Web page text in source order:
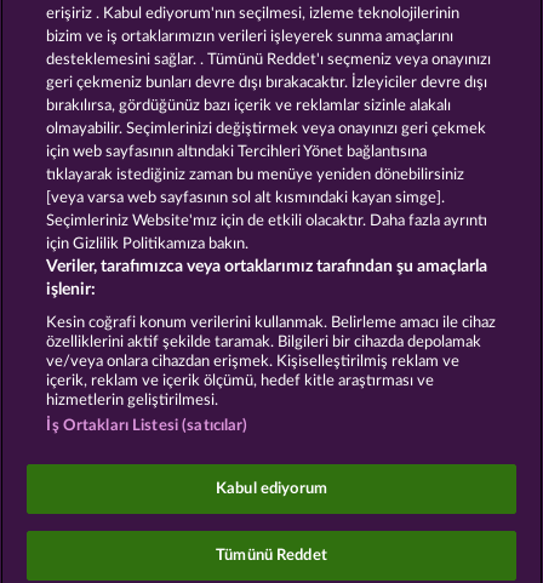
GOLDEN EI OF
MOORHUHN
FOREVER
DIAMONDS
Bütün oyunları göster
Hüküm ve Koşullar Gizlilik Beyanı Künye
Şirket SSS Facebook Blog
İptal talebini gönder
Sosyal casino oyunları sadece eğlence amaçlıdır ve
gerçek parayla oynanan kumar oyunlarında
kesinlikle hiçbir etkisi yoktur.
©2026 Whow Games GmbH
erişiriz . Kabul ediyorum'nın seçilmesi, izleme teknolojilerinin
bizim ve iş ortaklarımızın verileri işleyerek sunma amaçlarını
desteklemesini sağlar. . Tümünü Reddet'ı seçmeniz veya onayınızı
geri çekmeniz bunları devre dışı bırakacaktır. İzleyiciler devre dışı
bırakılırsa, gördüğünüz bazı içerik ve reklamlar sizinle alakalı
olmayabilir. Seçimlerinizi değiştirmek veya onayınızı geri çekmek
için web sayfasının altındaki Tercihleri Yönet bağlantısına
tıklayarak istediğiniz zaman bu menüye yeniden dönebilirsiniz
[veya varsa web sayfasının sol alt kısmındaki kayan simge].
Seçimleriniz Website'mız için de etkili olacaktır. Daha fazla ayrıntı
için Gizlilik Politikamıza bakın.
Veriler, tarafımızca veya ortaklarımız tarafından şu amaçlarla
işlenir:
Kesin coğrafi konum verilerini kullanmak. Belirleme amacı ile cihaz
özelliklerini aktif şekilde taramak. Bilgileri bir cihazda depolamak
ve/veya onlara cihazdan erişmek. Kişiselleştirilmiş reklam ve
içerik, reklam ve içerik ölçümü, hedef kitle araştırması ve
hizmetlerin geliştirilmesi.
İş Ortakları Listesi (satıcılar)
Kabul ediyorum
Tümünü Reddet